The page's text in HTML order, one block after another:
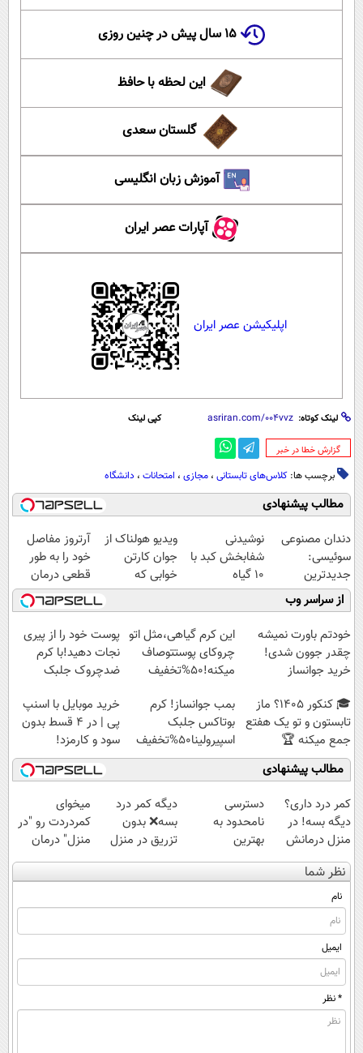
۱۵ سال پیش در چنین روزی
این لحظه با حافظ
گلستان سعدی
آموزش زبان انگلیسی
آپارات عصر ایران
اپلیکیشن عصر ایران
لینک کوتاه: کپی لینک
‌گزارش خطا در خبر
برچسب ها: کلاس‌های تابستانی ، مجازی ، امتحانات ، دانشگاه
مطالب پیشنهادی
دندان مصنوعی
سوئیسی:
جدیدترین
فناوری اروپا،
سبک و مقاوم |
پرداخت قسطی
نوشیدنی
شفابخش کبد با
10 گیاه
موثر(تخفیف تا
امشب)
ویدیو هولناک از
جوان کارتن
خوابی که
میلیاردر شد.
آموزش رایگان
آرتروز مفاصل
خود را به طور
قطعی درمان
کنید!
◗پرسش‌نامه◖
از سراسر وب
خودتم باورت نمیشه
چقدر جوون شدی!
خرید جوانساز
ویژه
این کرم گیاهی،مثل اتو
چروکای پوستتوصاف
میکنه!50%تخفیف
پوست خود را از پیری
نجات دهید!با کرم
ضدچروک جلبک
🎓 کنکور ۱۴۰5؟ ماز
تابستون و تو یک هفتع
جمع میکنه 🏆
بمب جوانساز! کرم
بوتاکس جلبک
اسپیرولینا50%تخفیف
خرید موبایل با اسنپ
پی | در ۴ قسط بدون
سود و کارمزد!
مطالب پیشنهادی
کمر درد داری؟
دیگه بسه! در
منزل درمانش
کن
(◀پرسش‌نامه)
دسترسی
نامحدود به
بهترین
آموزش‌ها تا روز
کنکور
دیگه کمر درد
بسه❌ بدون
تزریق در منزل
درمانش کن✅
◀پرسش‌نامه پر
میخوای
کمردردت رو "در
منزل" درمان
کنی؟ (◂فیلم +
◂پرسش‌نامه)
نظر شما
نام
ایمیل
* نظر